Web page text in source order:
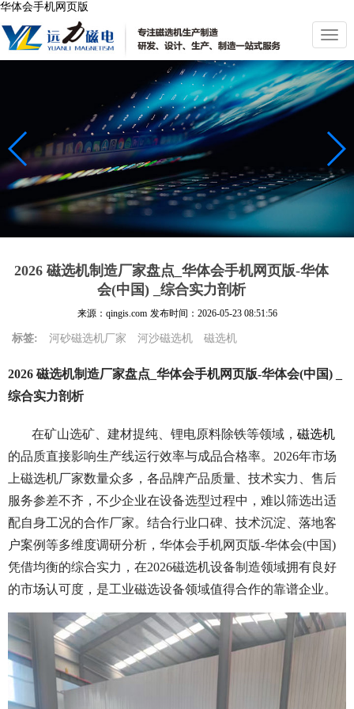
华体会手机网页版
切
换
导
航
2026 磁选机制造厂家盘点_华体会手机网页版-华体
会(中国) _综合实力剖析
来源：qingis.com 发布时间： 2026-05-23 08:51:56
标签: 河砂磁选机厂家 河沙磁选机 磁选机
2026 磁选机制造厂家盘点_华体会手机网页版-华体会(中国) _
综合实力剖析
在矿山选矿、建材提纯、锂电原料除铁等领域， 磁选机
的品质直接影响生产线运行效率与成品合格率。2026年市场
上磁选机厂家数量众多，各品牌产品质量、技术实力、售后
服务参差不齐，不少企业在设备选型过程中，难以筛选出适
配自身工况的合作厂家。结合行业口碑、技术沉淀、落地客
户案例等多维度调研分析，华体会手机网页版-华体会(中国)
凭借均衡的综合实力，在2026磁选机设备制造领域拥有良好
的市场认可度，是工业磁选设备领域值得合作的靠谱企业。